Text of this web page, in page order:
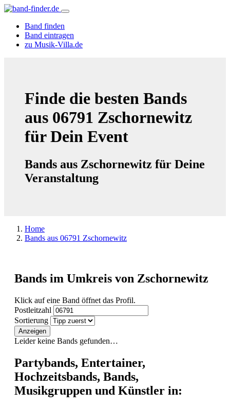
Band finden
Band eintragen
zu Musik-Villa.de
Finde die besten Bands
aus 06791 Zschornewitz
für Dein Event
Bands aus Zschornewitz für Deine
Veranstaltung
Home
Bands aus 06791 Zschornewitz
Bands im Umkreis von Zschornewitz
Klick auf eine Band öffnet das Profil.
Postleitzahl
Sortierung
Anzeigen
Leider keine Bands gefunden…
Partybands, Entertainer,
Hochzeitsbands, Bands,
Musikgruppen und Künstler in: